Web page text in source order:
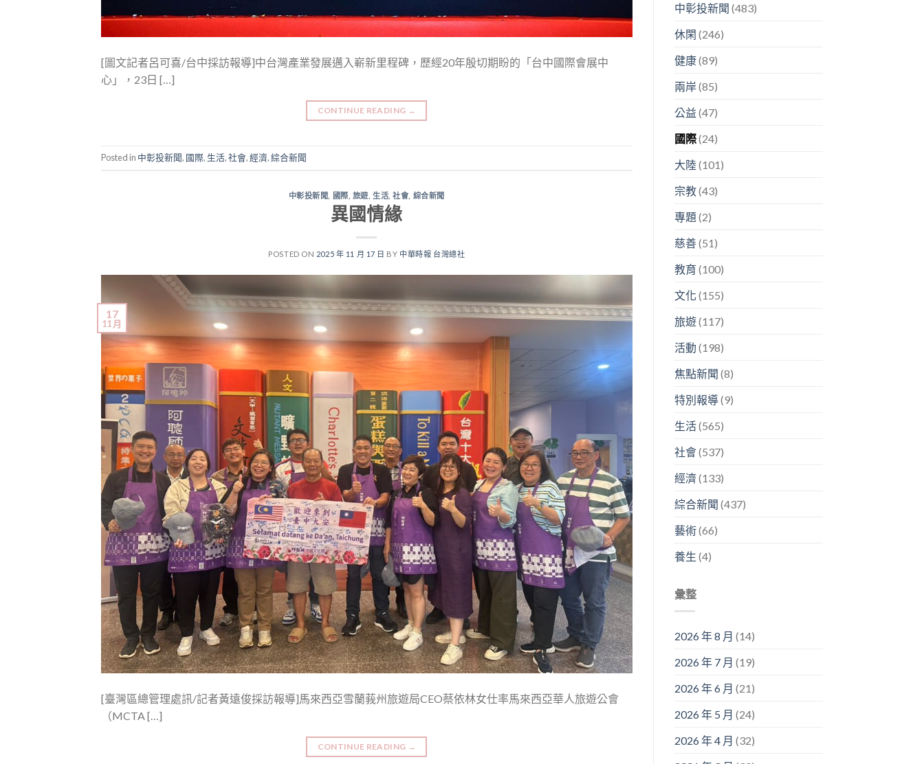
[圖文記者呂可喜/台中採訪報導]中台灣產業發展邁入嶄新里程碑，歷經20年殷切期盼的「台中國際會展中
心」，23日 […]
CONTINUE READING →
Posted in 中彰投新聞, 國際,生活,社會,經濟,綜合新聞
中彰投新聞 國際, 旅遊,生活 ,社會, 綜合新聞
異國情緣
POSTED ON 2025 年 11 月 17 日 BY 中華時報 台灣總社
17
11 月
[臺灣區總管理處訊/記者黃遠俊採訪報導]馬來西亞雪蘭莪州旅遊局CEO蔡依林女仕率馬來西亞華人旅遊公會
（MCTA […]
CONTINUE READING →
中彰投新聞 (483)
休閑 (246)
健康(89)
兩岸(85)
公益 (47)
國際(24)
大陸(101)
宗教(43)
專題(2)
慈善(51)
教育 (100)
文化 (155)
旅遊(117)
活動 (198)
焦點新聞 (8)
特別報導(9)
生活(565)
社會(537)
經濟 (133)
綜合新聞 (437)
藝術(66)
養生 (4)
彙整
2026 年 8 月 (14)
2026 年 7 月 (19)
2026 年 6 月 (21)
2026 年 5 月 (24)
2026 年 4 月 (32)